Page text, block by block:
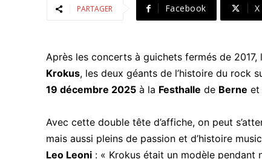
PARTAGER Facebook X
Après les concerts à guichets fermés de 2017,
Krokus, les deux géants de l’histoire du rock
19 décembre 2025 à la Festhalle de Berne et
Avec cette double tête d’affiche, on peut
mais aussi pleins de passion et d’histoire
Leo Leoni : « Krokus était un modèle pendant